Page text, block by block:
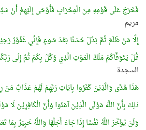
فَخَرَجَ عَلَى قَوْمِهِ مِنَ الْمِحْرَابِ فَأَوْحَى إِلَيْهِمْ أَنْ
مريم
إِلَّا مَنْ ظَلَمَ ثُمَّ بَدَّلَ حُسْنًا بَعْدَ سُوءٍ فَإِنِّي غَفُوْرٌ
قُلْ يَتَوَفَّاكُمْ مَلَكُ الْمَوْتِ الَّذِي وُكِّلَ بِكُمْ ثُمَّ إِلَى
السجدة
هَذَا هُدًى وَالَّذِيْنَ كَفَرُوا بِآيَاتِ رَبِّهِمْ لَهُمْ عَذَابٌ مَنْ
ذلِكَ بِأَنَّ اللَّهَ مَوْلَى الَّذِيْنَ آمَنُوا وَأَنَّ الْكَافِرِيْنَ لَا
وَلَنْ يُؤَخِّرَ اللَّهُ نَفْسًا إِذَا جَاءَ أَجَلُهَا وَاللَّهُ خَبِيْرٌ بِمَا